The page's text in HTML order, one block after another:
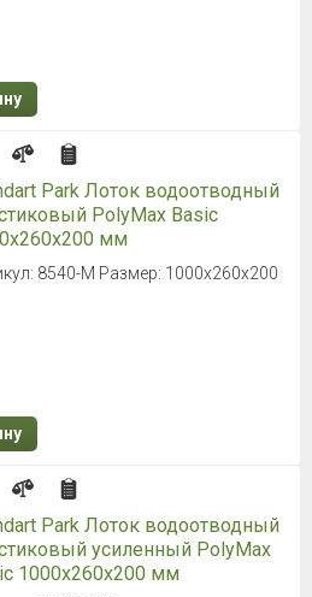
Park Лоток водоотводный
PolyMax Basic
мм
8540-М Размер: 1000х260х200
Park Лоток водоотводный
усиленный PolyMax
1000х260х200 мм